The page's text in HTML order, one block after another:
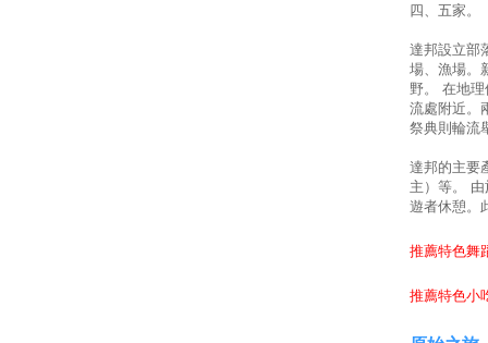
四、五家。
達邦設立部
場、漁場。
野。 在地
流處附近。
祭典則輪流
達邦的主要
主）等。
遊者休憩。
推薦特色舞
推薦特色小